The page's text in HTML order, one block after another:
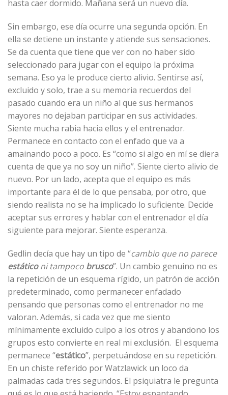
hasta caer dormido. Mañana será un nuevo día.
Sin embargo, ese día ocurre una segunda opción. En
ella se detiene un instante y atiende sus sensaciones.
Se da cuenta que tiene que ver con no haber sido
seleccionado para jugar con el equipo la próxima
semana. Eso ya le produce cierto alivio. Sentirse así,
excluido y solo, trae a su memoria recuerdos del
pasado cuando era un niño al que sus hermanos
mayores no dejaban participar en sus actividades.
Siente mucha rabia hacia ellos y el entrenador.
Permanece en contacto con el enfado que va a
amainando poco a poco. Es “como si algo en mí se diera
cuenta de que ya no soy un niño”. Siente cierto alivio de
nuevo. Por un lado, acepta que el equipo es más
importante para él de lo que pensaba, por otro, que
siendo realista no se ha implicado lo suficiente. Decide
aceptar sus errores y hablar con el entrenador el día
siguiente para mejorar. Siente esperanza.
Gedlin decía que hay un tipo de “cambio que no parece
estáticoni tampoco brusco”. Un cambio genuino no es
la repetición de un esquema rígido, un patrón de acción
predeterminado, como permanecer enfadado
pensando que personas como el entrenador no me
valoran. Además, si cada vez que me siento
mínimamente excluido culpo a los otros y abandono los
grupos esto convierte en real mi exclusión. El esquema
permanece “estático”, perpetuándose en su repetición.
En un chiste referido por Watzlawick un loco da
palmadas cada tres segundos. El psiquiatra le pregunta